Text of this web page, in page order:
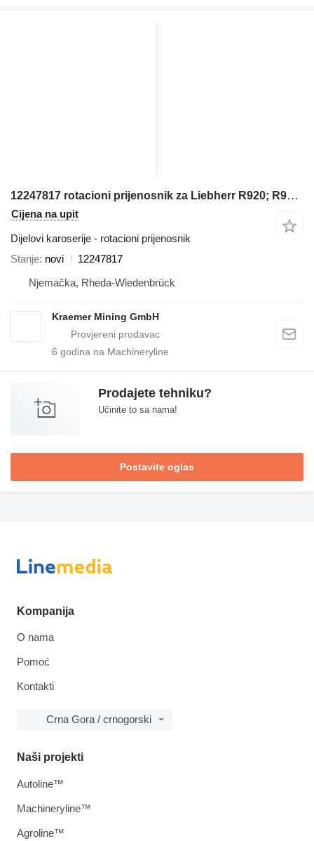
12247817 rotacioni prijenosnik za Liebherr R920; R922; R924; R925 bagera
Cijena na upit
Dijelovi karoserije - rotacioni prijenosnik
Stanje novi
12247817
Njemačka, Rheda-Wiedenbrück
Kraemer Mining GmbH
6 godina na Machineryline
Prodajete tehniku?
Učinite to sa nama!
Postavite oglas
Kompanija
O nama
Pomoć
Kontakti
Crna Gora / crnogorski
Naši projekti
Autoline™
Machineryline™
Agroline™